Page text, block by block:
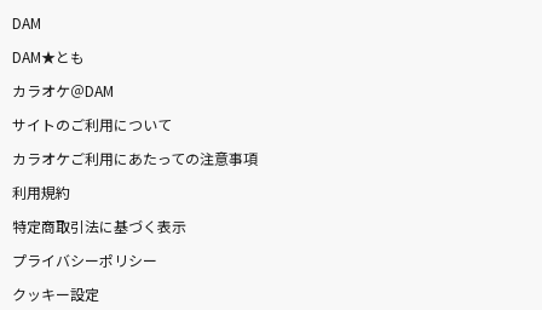
DAM
DAM★とも
カラオケ＠DAM
サイトのご利用について
カラオケご利用にあたっての注意事項
利用規約
特定商取引法に基づく表示
プライバシーポリシー
クッキー設定